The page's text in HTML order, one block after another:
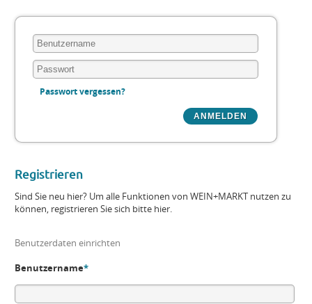
Passwort vergessen?
Registrieren
Sind Sie neu hier? Um alle Funktionen von WEIN+MARKT nutzen zu
können, registrieren Sie sich bitte hier.
Benutzerdaten einrichten
Benutzername*